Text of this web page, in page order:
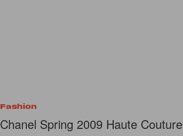
Fashion
Chanel Spring 2009 Haute Couture